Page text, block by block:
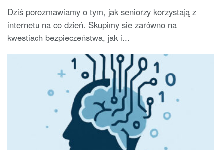
Dziś porozmawiamy o tym, jak seniorzy korzystają z
internetu na co dzień. Skupimy sie zarówno na
kwestiach bezpieczeństwa, jak i...